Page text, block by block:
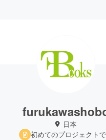
日本
初めてのプロジェクト